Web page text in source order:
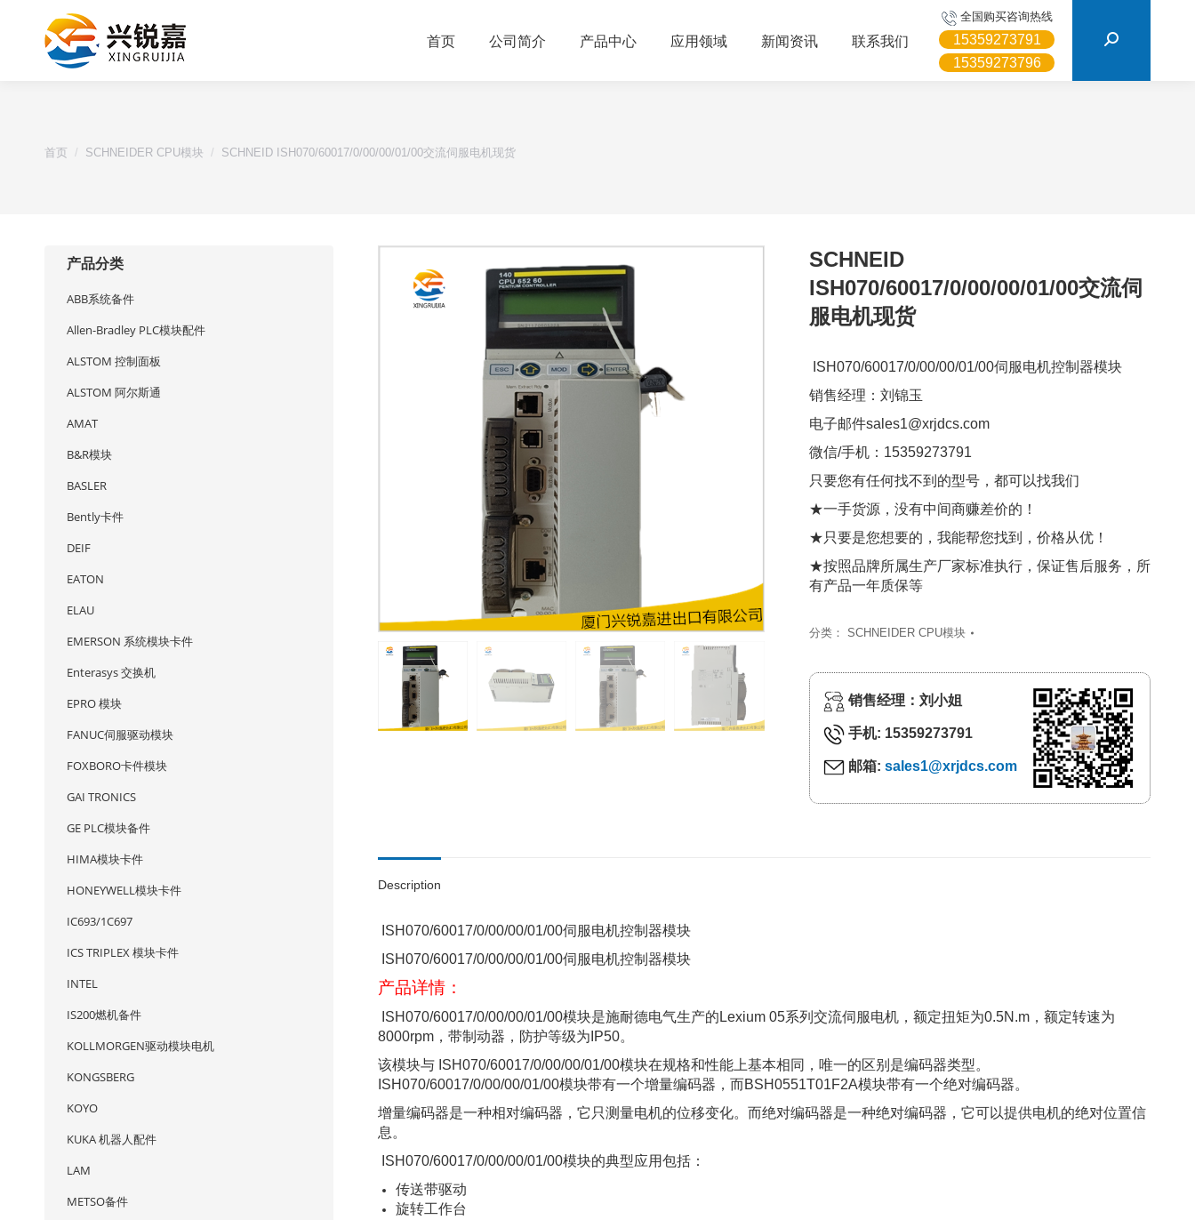
首页 公司简介 产品中心 应用领域 新闻资讯 联系我们
全国购买咨询热线
15359273791
15359273796
首页 SCHNEIDER CPU模块 SCHNEID ISH070/60017/0/00/00/01/00交流伺服电机现货
SCHNEID
ISH070/60017/0/00/00/01/00交流伺
服电机现货
ISH070/60017/0/00/00/01/00伺服电机控制器模块
销售经理：刘锦玉
电子邮件sales1@xrjdcs.com
微信/手机：15359273791
只要您有任何找不到的型号，都可以找我们
★一手货源，没有中间商赚差价的！
★只要是您想要的，我能帮您找到，价格从优！
★按照品牌所属生产厂家标准执行，保证售后服务，所
有产品一年质保等
分类： SCHNEIDER CPU模块
销售经理：刘小姐
手机: 15359273791
邮箱: sales1@xrjdcs.com
Description
ISH070/60017/0/00/00/01/00伺服电机控制器模块
ISH070/60017/0/00/00/01/00伺服电机控制器模块
产品详情：
ISH070/60017/0/00/00/01/00模块是施耐德电气生产的Lexium 05系列交流伺服电机，额定扭矩为0.5N.m，额定转速为
8000rpm，带制动器，防护等级为IP50。
该模块与 ISH070/60017/0/00/00/01/00模块在规格和性能上基本相同，唯一的区别是编码器类型。
ISH070/60017/0/00/00/01/00模块带有一个增量编码器，而BSH0551T01F2A模块带有一个绝对编码器。
增量编码器是一种相对编码器，它只测量电机的位移变化。而绝对编码器是一种绝对编码器，它可以提供电机的绝对位置信
息。
ISH070/60017/0/00/00/01/00模块的典型应用包括：
传送带驱动
旋转工作台
产品分类
ABB系统备件
Allen-Bradley PLC模块配件
ALSTOM 控制面板
ALSTOM 阿尔斯通
AMAT
B&R模块
BASLER
Bently卡件
DEIF
EATON
ELAU
EMERSON 系统模块卡件
Enterasys 交换机
EPRO 模块
FANUC伺服驱动模块
FOXBORO卡件模块
GAI TRONICS
GE PLC模块备件
HIMA模块卡件
HONEYWELL模块卡件
IC693/1C697
ICS TRIPLEX 模块卡件
INTEL
IS200燃机备件
KOLLMORGEN驱动模块电机
KONGSBERG
KOYO
KUKA 机器人配件
LAM
METSO备件